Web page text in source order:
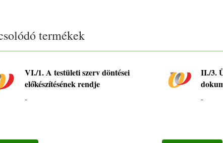
termékek
VI./1. A testületi szerv döntései
előkészítésének rendje
-
II./3.
-